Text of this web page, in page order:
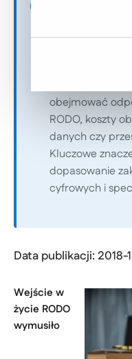
Ubezpieczenie
finansowe
wyciekiem
obejmować
RODO, koszty
danych czy
Kluczowe
dopasowanie
cyfrowych i
Data publikacji: 2018-
Wejście w
życie RODO
wymusiło